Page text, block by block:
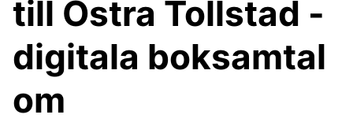
till Östra Tollstad -
digitala boksamtal
om